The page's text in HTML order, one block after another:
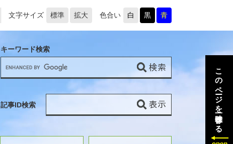
文字サイズ 標準 拡大 色合い 白 黒 青
キーワード検索
記事ID検索 このページを一時保存する